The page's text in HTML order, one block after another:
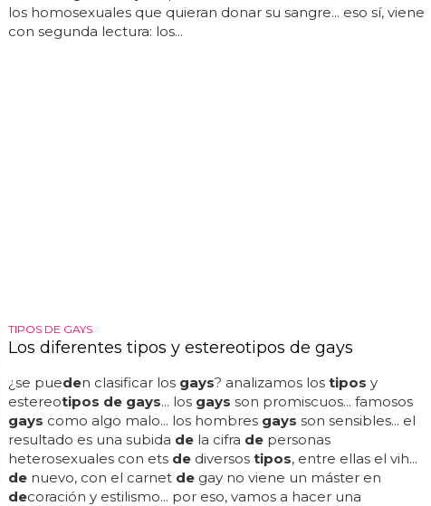
los homosexuales que quieran donar su sangre... eso sí, viene
con segunda lectura: los...
TIPOS DE GAYS
Los diferentes tipos y estereotipos de gays
¿se pueden clasificar los gays? analizamos los tipos y
estereotipos de gays... los gays son promiscuos... famosos
gays como algo malo... los hombres gays son sensibles... el
resultado es una subida dela cifra depersonas
heterosexuales con ets dediversos tipos, entre ellas el vih...
denuevo, con el carnet degay no viene un máster en
decoración y estilismo... por eso, vamos a hacer una